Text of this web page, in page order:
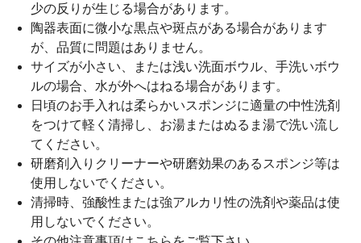
少の反りが生じる場合があります。
陶器表面に微小な黒点や斑点がある場合があります
が、品質に問題はありません。
サイズが小さい、または浅い洗面ボウル、手洗いボウ
ルの場合、水が外へはねる場合があります。
日頃のお手入れは柔らかいスポンジに適量の中性洗剤
をつけて軽く清掃し、お湯またはぬるま湯で洗い流し
てください。
研磨剤入りクリーナーや研磨効果のあるスポンジ等は
使用しないでください。
清掃時、強酸性または強アルカリ性の洗剤や薬品は使
用しないでください。